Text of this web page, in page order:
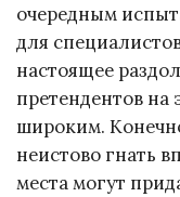
очередным
для
настоящее
претендентов на
широким.
неистово гнать
места могут